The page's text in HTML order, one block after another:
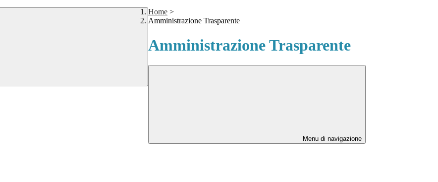
Home >
Amministrazione Trasparente
Amministrazione Trasparente
Menu di navigazione